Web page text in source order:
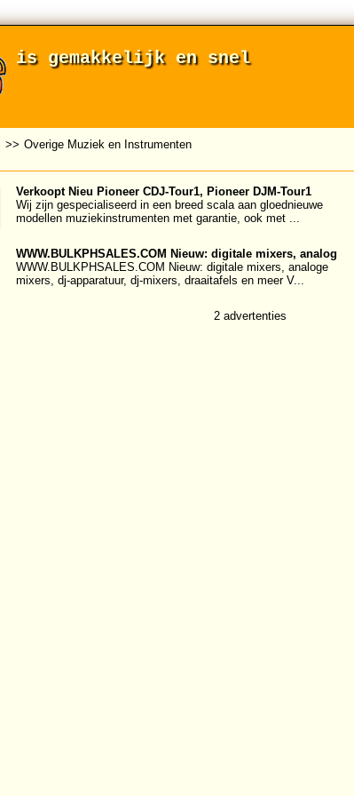
is gemakkelijk en snel
>> Overige Muziek en Instrumenten
Verkoopt Nieu Pioneer CDJ-Tour1, Pioneer DJM-Tour1
Wij zijn gespecialiseerd in een breed scala aan gloednieuwe
modellen muziekinstrumenten met garantie, ook met ...
WWW.BULKPHSALES.COM Nieuw: digitale mixers, analog
WWW.BULKPHSALES.COM Nieuw: digitale mixers, analoge
mixers, dj-apparatuur, dj-mixers, draaitafels en meer V...
2 advertenties